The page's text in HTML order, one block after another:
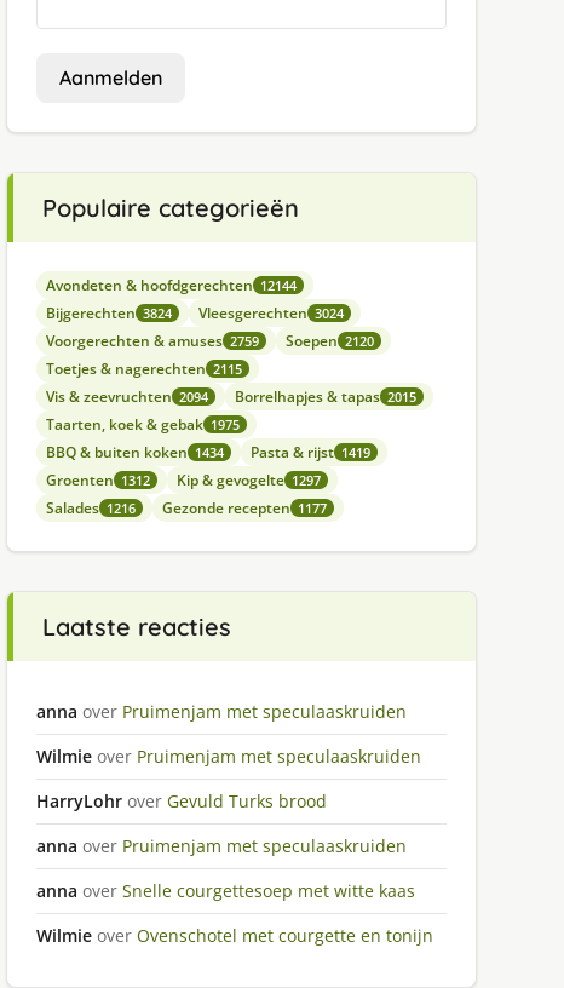
Aanmelden
Populaire categorieën
Avondeten & hoofdgerechten 12144
Bijgerechten 3824 Vleesgerechten 3024
Voorgerechten & amuses 2759 Soepen 2120
Toetjes & nagerechten 2115
Vis & zeevruchten 2094 Borrelhapjes & tapas 2015
Taarten, koek & gebak 1975
BBQ & buiten koken 1434 Pasta & rijst 1419
Groenten 1312 Kip & gevogelte 1297
Salades 1216 Gezonde recepten 1177
Laatste reacties
anna over Pruimenjam met speculaaskruiden
Wilmie over Pruimenjam met speculaaskruiden
HarryLohr over Gevuld Turks brood
anna over Pruimenjam met speculaaskruiden
anna over Snelle courgettesoep met witte kaas
Wilmie over Ovenschotel met courgette en tonijn